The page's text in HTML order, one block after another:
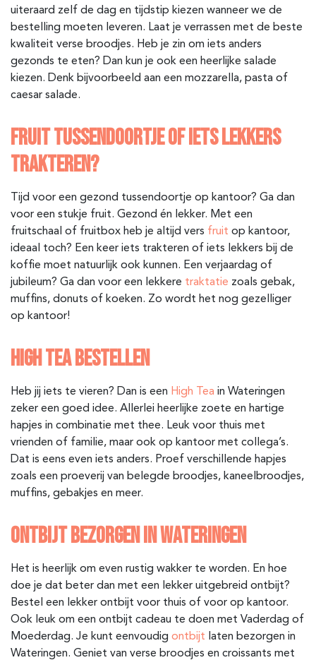
uiteraard zelf de dag en tijdstip kiezen wanneer we de
bestelling moeten leveren. Laat je verrassen met de beste
kwaliteit verse broodjes. Heb je zin om iets anders
gezonds te eten? Dan kun je ook een heerlijke salade
kiezen. Denk bijvoorbeeld aan een mozzarella, pasta of
caesar salade.
FRUIT TUSSENDOORTJE OF IETS LEKKERS
TRAKTEREN?
Tijd voor een gezond tussendoortje op kantoor? Ga dan
voor een stukje fruit. Gezond én lekker. Met een
fruitschaal of fruitbox heb je altijd vers fruit op kantoor,
ideaal toch? Een keer iets trakteren of iets lekkers bij de
koffie moet natuurlijk ook kunnen. Een verjaardag of
jubileum? Ga dan voor een lekkere traktatie zoals gebak,
muffins, donuts of koeken. Zo wordt het nog gezelliger
op kantoor!
HIGH TEA BESTELLEN
Heb jij iets te vieren? Dan is een High Tea in Wateringen
zeker een goed idee. Allerlei heerlijke zoete en hartige
hapjes in combinatie met thee. Leuk voor thuis met
vrienden of familie, maar ook op kantoor met collega’s.
Dat is eens even iets anders. Proef verschillende hapjes
zoals een proeverij van belegde broodjes, kaneelbroodjes,
muffins, gebakjes en meer.
ONTBIJT BEZORGEN IN WATERINGEN
Het is heerlijk om even rustig wakker te worden. En hoe
doe je dat beter dan met een lekker uitgebreid ontbijt?
Bestel een lekker ontbijt voor thuis of voor op kantoor.
Ook leuk om een ontbijt cadeau te doen met Vaderdag of
Moederdag. Je kunt eenvoudig ontbijt laten bezorgen in
Wateringen. Geniet van verse broodjes en croissants met